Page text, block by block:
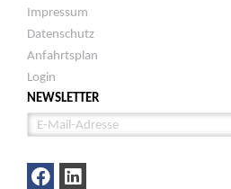
Impressum
Datenschutz
Anfahrtsplan
Login
NEWSLETTER